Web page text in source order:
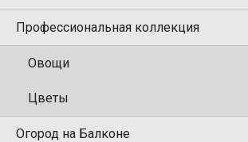
Профессиональная коллекция
Овощи
Цветы
Огород на Балконе